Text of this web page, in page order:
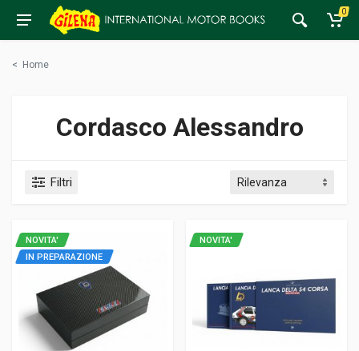
0
< Home
Cordasco Alessandro
Filtri
NOVITA'
IN PREPARAZIONE
NOVITA'